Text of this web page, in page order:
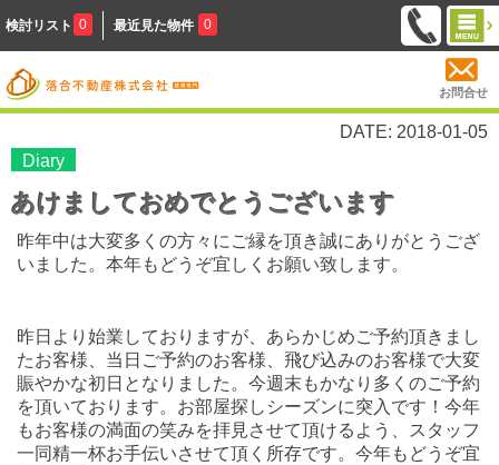
検討リスト 0 最近見た物件 0
お問合せ
DATE: 2018-01-05
Diary
あけましておめでとうございます
昨年中は大変多くの方々にご縁を頂き誠にありがとうござ
いました。本年もどうぞ宜しくお願い致します。
昨日より始業しておりますが、あらかじめご予約頂きまし
たお客様、当日ご予約のお客様、飛び込みのお客様で大変
賑やかな初日となりました。今週末もかなり多くのご予約
を頂いております。お部屋探しシーズンに突入です！今年
もお客様の満面の笑みを拝見させて頂けるよう、スタッフ
一同精一杯お手伝いさせて頂く所存です。今年もどうぞ宜